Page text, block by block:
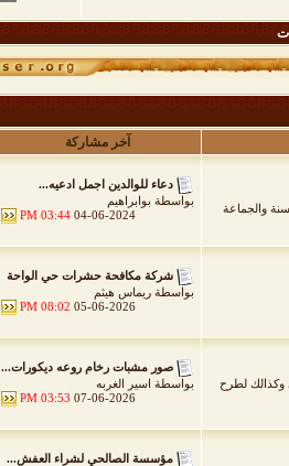
آخر مشاركة
والجماعة
دعاء للوالدين اجمل ادعيه...
بواسطة بوابراهيم
04-06-2024
03:44 PM
شركة مكافحة حشرات حي الواحة
بواسطة ريماس هيثم
05-06-2026
08:02 PM
وكذالك لطرح
صور مشبات رخام روعه ديكورات...
بواسطة اسير الغربه
07-06-2026
03:53 PM
مؤسسة الصالحي لشراء العفش...